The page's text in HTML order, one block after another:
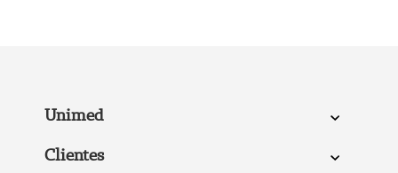
Unimed
Clientes